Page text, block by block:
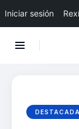
Iniciar sesión